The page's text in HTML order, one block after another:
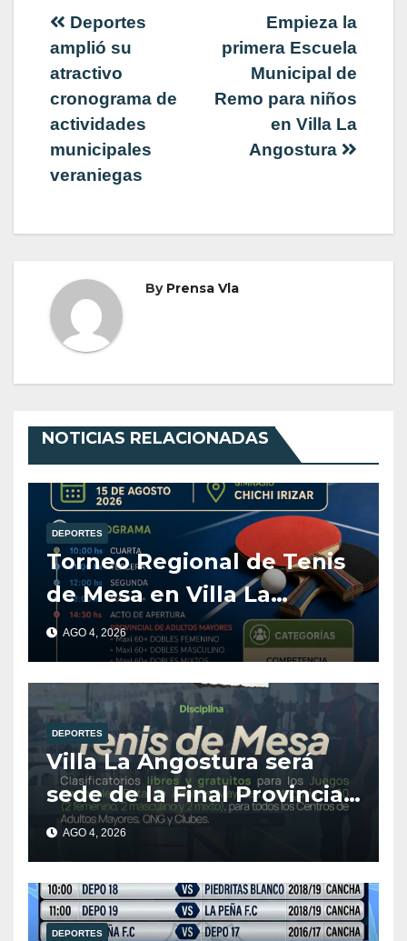
Navegación
de
entradas
Empieza la
primera Escuela
Municipal de
Remo para niños
en Villa La
Angostura
Deportes
amplió su
atractivo
cronograma de
actividades
municipales
veraniegas
By Prensa Vla
NOTICIAS RELACIONADAS
DEPORTES
Torneo Regional de Tenis
de Mesa en Villa La
Angostura
AGO 4, 2026
DEPORTES
Villa La Angostura será
sede de la Final Provincial
de Tenis de Mesa para
Adultos Mayores.
AGO 4, 2026
DEPORTES